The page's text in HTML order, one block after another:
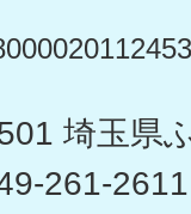
埼玉県
261-2611